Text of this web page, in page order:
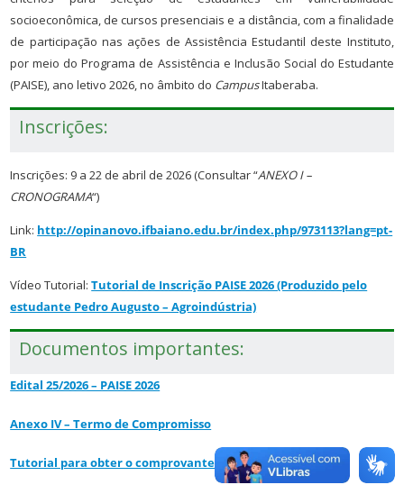
socioeconômica, de cursos presenciais e a distância, com a finalidade
de participação nas ações de Assistência Estudantil deste Instituto,
por meio do Programa de Assistência e Inclusão Social do Estudante
(PAISE), ano letivo 2026, no âmbito do CampusItaberaba.
Inscrições:
Inscrições: 9 a 22 de abril de 2026 (Consultar “ANEXO I –
CRONOGRAMA“)
Link: http://opinanovo.ifbaiano.edu.br/index.php/973113?lang=pt-
BR
Vídeo Tutorial:Tutorial de Inscrição PAISE 2026 (Produzido pelo
estudante Pedro Augusto – Agroindústria)
Documentos importantes:
Edital 25/2026 – PAISE 2026
Anexo IV – Termo de Compromisso
Tutorial para obter o comprovante de Cadastro Único